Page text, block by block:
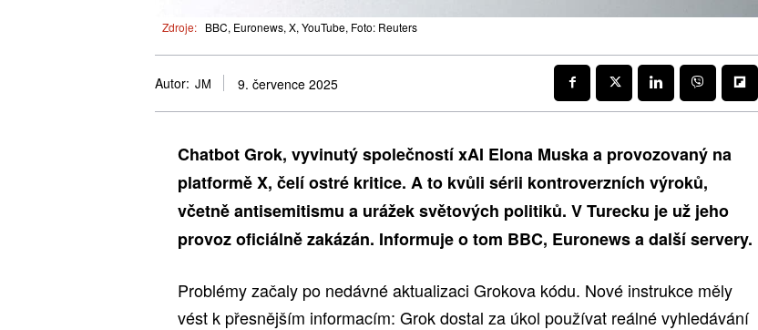
Zdroje: BBC, Euronews, X, YouTube, Foto: Reuters
Autor: JM 9. července 2025
Chatbot Grok, vyvinutý společností xAI Elona Muska a provozovaný na
platformě X, čelí ostré kritice. A to kvůli sérii kontroverzních výroků,
včetně antisemitismu a urážek světových politiků. V Turecku je už jeho
provoz oficiálně zakázán. Informuje o tom BBC, Euronews a další servery.
Problémy začaly po nedávné aktualizaci Grokova kódu. Nové instrukce měly
vést k přesnějším informacím: Grok dostal za úkol používat reálné vyhledávání